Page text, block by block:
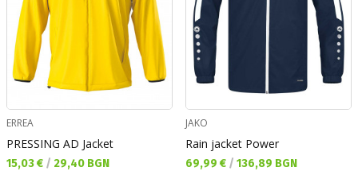
ERREA
PRESSING AD Jacket
Текуща цена:
15,03 € / 29,40 BGN
JAKO
Rain jacket Power
Текуща цена:
69,99 € / 136,89 BGN